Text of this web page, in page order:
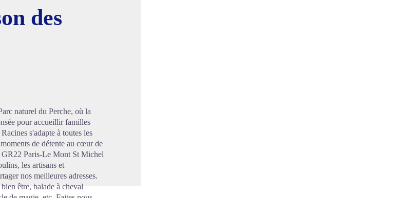
des
naturel du Perche, où la
pour accueillir familles
s'adapte à toutes les
de détente au cœur de
GR22 Paris-Le Mont St Michel
les artisans et
nos meilleures adresses.
être, balade à cheval